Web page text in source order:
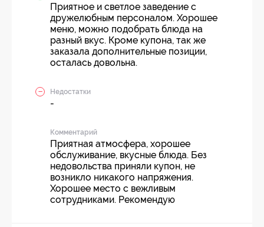
Приятное и светлое заведение с
дружелюбным персоналом. Хорошее
меню, можно подобрать блюда на
разный вкус. Кроме купона, так же
заказала дополнительные позиции,
осталась довольна.
Недостатки
-
Комментарий
Приятная атмосфера, хорошее
обслуживание, вкусные блюда. Без
недовольства приняли купон, не
возникло никакого напряжения.
Хорошее место с вежливым
сотрудниками. Рекомендую